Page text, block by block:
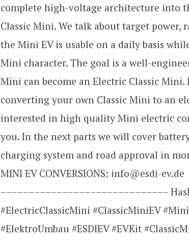
complete high-voltage architecture into
Classic Mini. We talk about target power,
the Mini EV is usable on a daily basis
Mini character. The goal is a well-
Mini can become an Electric Classic
converting your own Classic Mini to an
interested in high quality Mini electric
you. In the next parts we will cover
charging system and road approval in
MINI EV CONVERSIONS: info@esdi-ev.de
––––––––––––––––––––––––––––––
#ElectricClassicMini #ClassicMiniEV
#ElektroUmbau #ESDIEV #EVKit